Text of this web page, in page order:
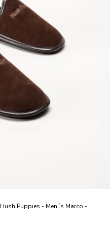
Hush Puppies - Men´s Marco -